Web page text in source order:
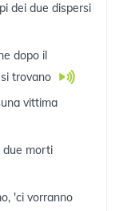
dei due dispersi
dopo il
trovano
vittima
due morti
'ci vorranno